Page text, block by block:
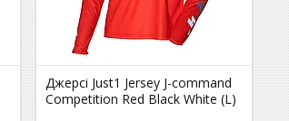
Джерсі Just1 Jersey J-command
Competition Red Black White (L)